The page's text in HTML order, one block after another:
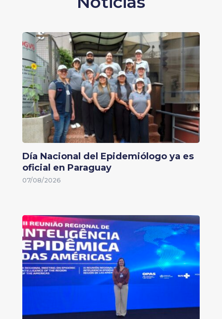
Día Nacional del Epidemiólogo ya es
oficial en Paraguay
07/08/2026